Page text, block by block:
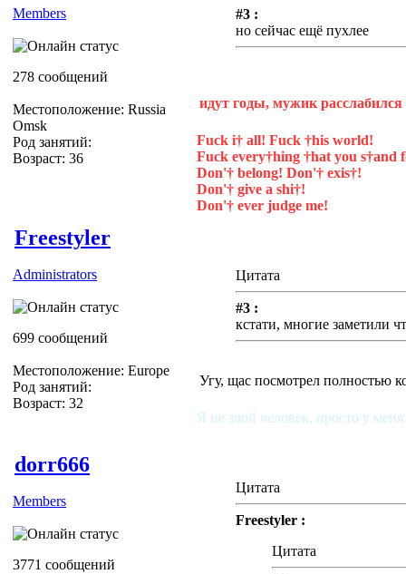
Members
278 сообщений
Местоположение: Russia
Omsk
Род занятий:
Возраст: 36
#3 :
но сейчас ещё пухлее
идут годы, мужик
Fuck i† all! Fuck †his world!
Fuck every†hing †hat you s†and
Don'† belong! Don'† exis†!
Don'† give a shi†!
Don'† ever judge me!
Freestyler
Administrators
699 сообщений
Местоположение: Europe
Род занятий:
Возраст: 32
Цитата
#3 :
кстати, многие заметили
Угу, щас посмотрел полностью
Я не злой человек, просто у
dorr666
Members
3771 сообщений
Цитата
Freestyler :
Цитата